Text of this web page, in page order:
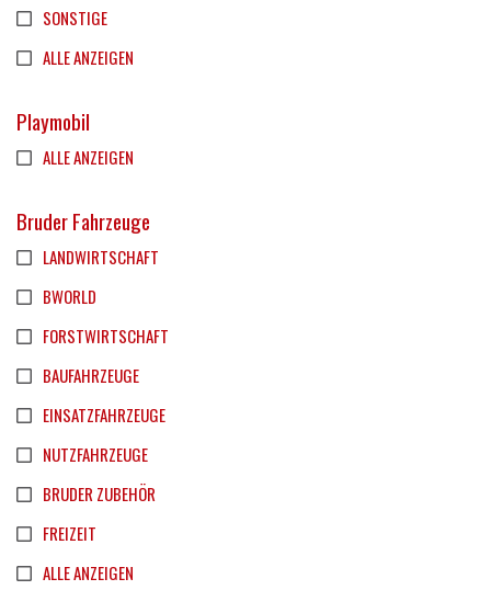
SONSTIGE
ALLE ANZEIGEN
Playmobil
ALLE ANZEIGEN
Bruder Fahrzeuge
LANDWIRTSCHAFT
BWORLD
FORSTWIRTSCHAFT
BAUFAHRZEUGE
EINSATZFAHRZEUGE
NUTZFAHRZEUGE
BRUDER ZUBEHÖR
FREIZEIT
ALLE ANZEIGEN